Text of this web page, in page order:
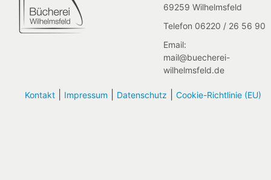
69259 Wilhelmsfeld
Telefon 06220 / 26 56 90
Email:
mail@buecherei-
wilhelmsfeld.de
Kontakt| Impressum Datenschutz Cookie-Richtlinie (EU)